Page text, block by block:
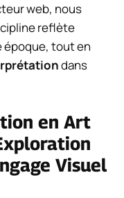
web, nous
reflète
époque, tout en
dans
en Art
Visuel